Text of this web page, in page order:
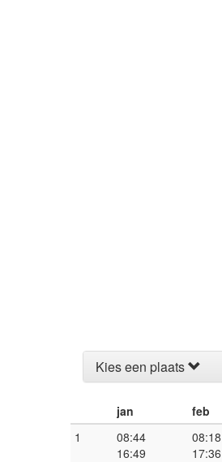
Kies een plaats
jan feb
1
08:44
16:49
08:18
17:36